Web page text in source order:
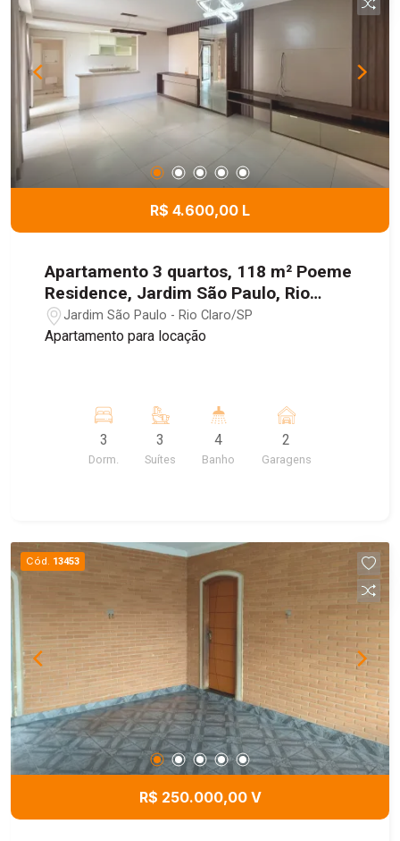
R$ 4.600,00 L
Apartamento 3 quartos, 118 m² Poeme
Residence, Jardim São Paulo, Rio
Claro/SP
Jardim São Paulo - Rio Claro/SP
Apartamento para locação
3
Dorm.
3
Suítes
4
Banho
2
Garagens
Cód. 13453
R$ 250.000,00 V